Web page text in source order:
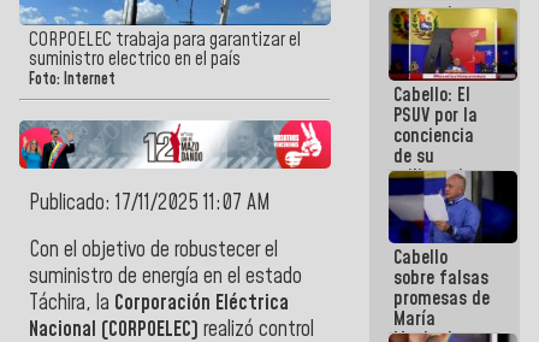
CORPOELEC trabaja para garantizar el
suministro electrico en el país
Foto: Internet
Publicado: 17/11/2025 11:07 AM
Con el objetivo de robustecer el
suministro de energía en el estado
Táchira, la Corporación Eléctrica
Nacional (CORPOELEC) realizó control
programa
y mentiras
de María
Machado:
¡Créanle!
Cabello: El
PSUV por la
conciencia
de su
militancia
es la
organización
política más
sólida de
Venezuela
Cabello
sobre falsas
promesas de
María